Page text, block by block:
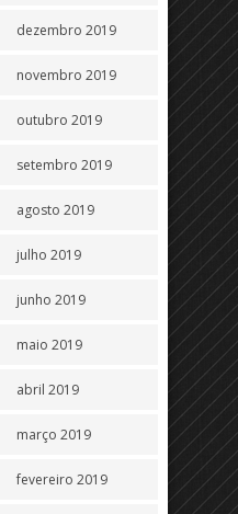
dezembro 2019
novembro 2019
outubro 2019
setembro 2019
agosto 2019
julho 2019
junho 2019
maio 2019
abril 2019
março 2019
fevereiro 2019